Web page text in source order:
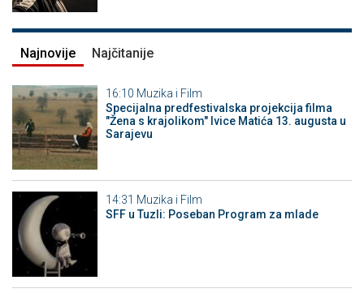
Najnovije Najčitanije
16:10 Muzika i Film
Specijalna predfestivalska projekcija filma
"Žena s krajolikom" Ivice Matića 13. augusta u
Sarajevu
14:31 Muzika i Film
SFF u Tuzli: Poseban Program za mlade